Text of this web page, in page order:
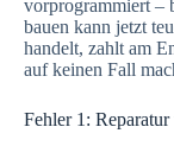
vorprogrammiert –
bauen kann jetzt
handelt, zahlt am
auf keinen Fall
Fehler 1: